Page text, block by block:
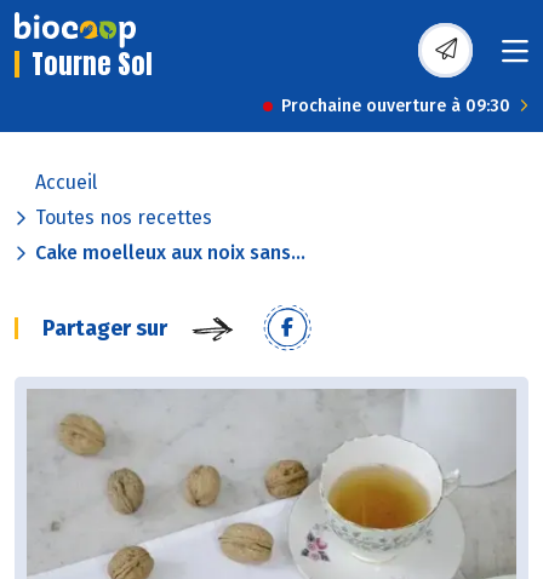
Tourne Sol
Prochaine ouverture à 09:30
Accueil
Toutes nos recettes
Cake moelleux aux noix sans...
Partager sur